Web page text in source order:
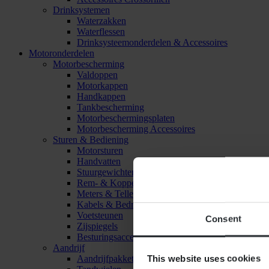
Consent
This website uses cookies
Drinksystemen
Waterzakken
Waterflessen
Drinksysteemonderdelen & Accessoires
Motoronderdelen
Motorbescherming
Valdoppen
Motorkappen
Handkappen
Tankbescherming
Motorbeschermingsplaten
Motorbescherming Accessoires
Sturen & Bediening
Motorsturen
Handvatten
Stuurgewichten
Rem- & Koppelingshendels
Meters & Tellers
Kabels & Bedrading
Voetsteunen
Zijspiegels
Besturingsaccessoires
Aandrijf
Aandrijfpakket